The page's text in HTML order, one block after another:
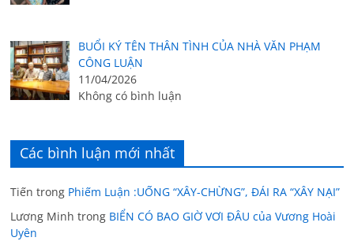
BUỔI KÝ TÊN THÂN TÌNH CỦA NHÀ VĂN PHẠM
CÔNG LUẬN
11/04/2026
Không có bình luận
Các bình luận mới nhất
Tiến trong Phiếm Luận :UỐNG “XÂY-CHỪNG”, ĐÁI RA “XÂY NẠI”
Lương Minh trong BIỂN CÓ BAO GIỜ VƠI ĐÂU của Vương Hoài
Uyên